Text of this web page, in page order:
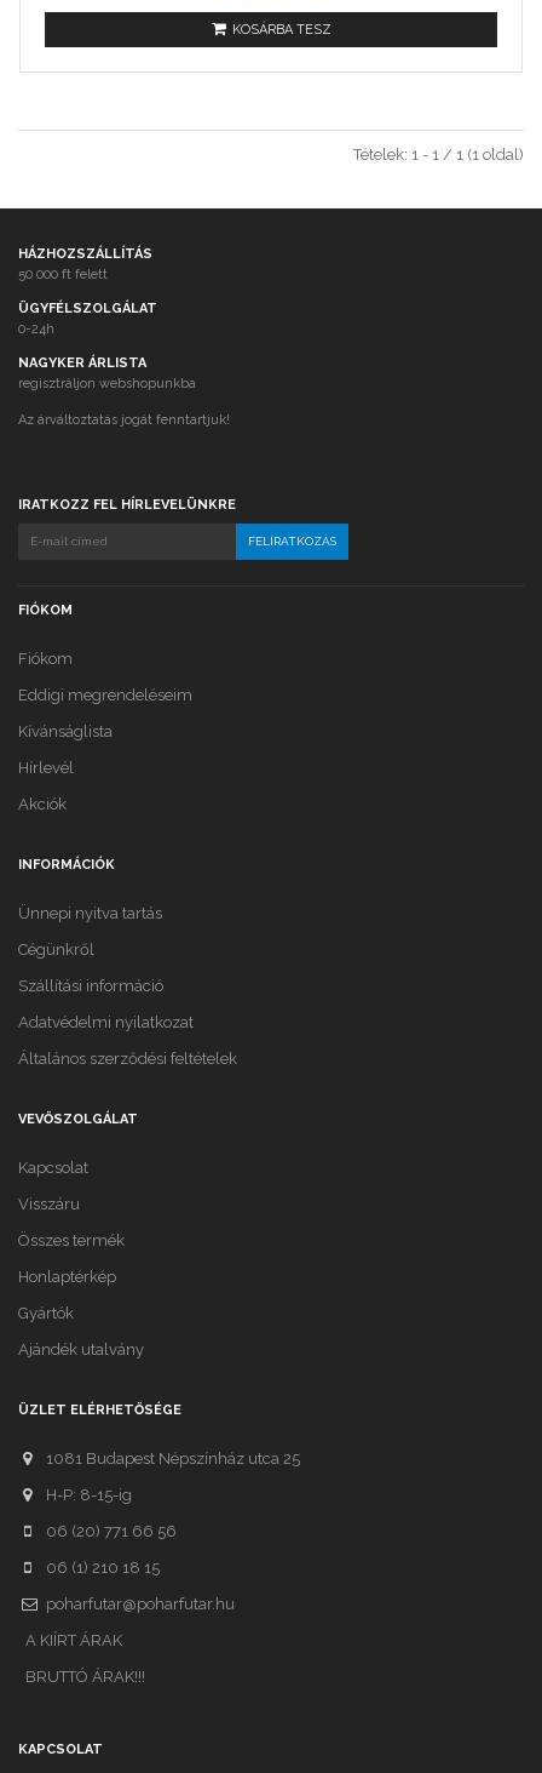
KOSÁRBA TESZ
Tételek: 1 - 1 / 1 (1 oldal)
HÁZHOZSZÁLLÍTÁS
50 000 ft felett
ÜGYFÉLSZOLGÁLAT
0-24h
NAGYKER ÁRLISTA
regisztráljon webshopunkba
Az árváltoztatás jogát fenntartjuk!
IRATKOZZ FEL HÍRLEVELÜNKRE
FIÓKOM
Fiókom
Eddigi megrendeléseim
Kívánságlista
Hírlevél
Akciók
INFORMÁCIÓK
Ünnepi nyitva tartás
Cégünkről
Szállítási információ
Adatvédelmi nyilatkozat
Általános szerződési feltételek
VEVŐSZOLGÁLAT
Kapcsolat
Visszáru
Összes termék
Honlaptérkép
Gyártók
Ajándék utalvány
ÜZLET ELÉRHETŐSÉGE
1081 Budapest Népszínház utca 25
H-P: 8-15-ig
06 (20) 771 66 56
06 (1) 210 18 15
poharfutar@poharfutar.hu
A KIÍRT ÁRAK
BRUTTÓ ÁRAK!!!
KAPCSOLAT